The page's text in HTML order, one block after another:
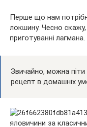
Перше що нам
локшину. Чесно
приготуванні лагмана.
Звичайно, можна піти
рецепт в домашніх